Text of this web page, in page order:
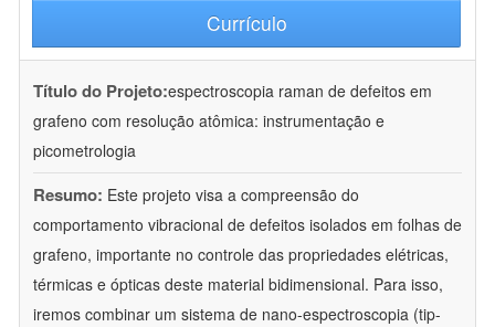
Currículo
Título do Projeto:espectroscopia raman de defeitos em
grafeno com resolução atômica: instrumentação e
picometrologia
Resumo: Este projeto visa a compreensão do
comportamento vibracional de defeitos isolados em folhas de
grafeno, importante no controle das propriedades elétricas,
térmicas e ópticas deste material bidimensional. Para isso,
iremos combinar um sistema de nano-espectroscopia (tip-